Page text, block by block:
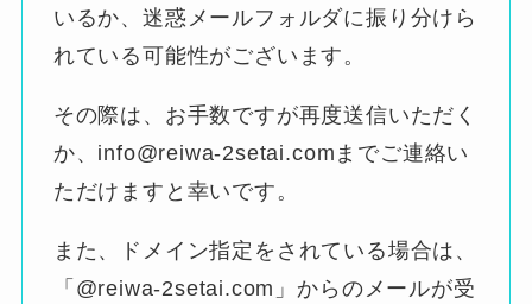
いるか、迷惑メールフォルダに振り分けら
れている可能性がございます。
その際は、お手数ですが再度送信いただく
か、info@reiwa-2setai.comまでご連絡い
ただけますと幸いです。
また、ドメイン指定をされている場合は、
「@reiwa-2setai.com」からのメールが受